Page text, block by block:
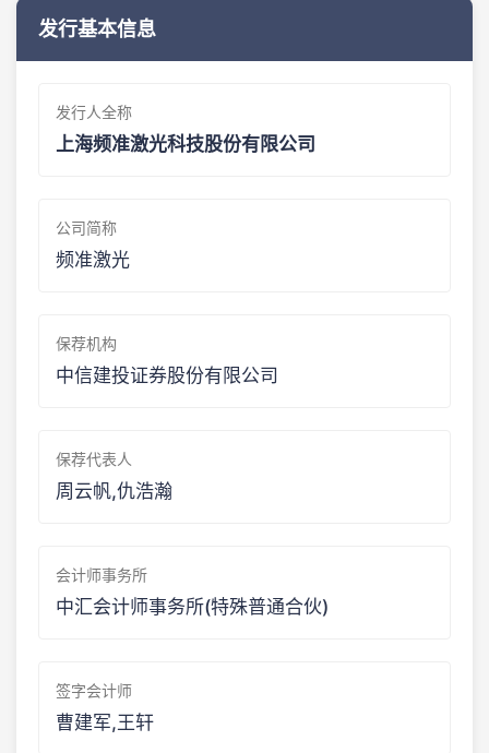
发行基本信息
发行人全称
上海频准激光科技股份有限公司
公司简称
频准激光
保荐机构
中信建投证券股份有限公司
保荐代表人
周云帆,仇浩瀚
会计师事务所
中汇会计师事务所(特殊普通合伙)
签字会计师
曹建军,王轩